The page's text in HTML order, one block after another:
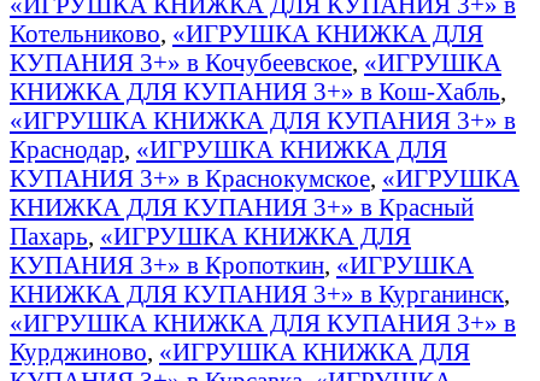
Котельниково, «ИГРУШКА КНИЖКА ДЛЯ
КУПАНИЯ 3+» в Кочубеевское, «ИГРУШКА
КНИЖКА ДЛЯ КУПАНИЯ 3+» в Кош-Хабль,
«ИГРУШКА КНИЖКА ДЛЯ КУПАНИЯ 3+» в
Краснодар, «ИГРУШКА КНИЖКА ДЛЯ
КУПАНИЯ 3+» в Краснокумское, «ИГРУШКА
КНИЖКА ДЛЯ КУПАНИЯ 3+» в Красный
Пахарь, «ИГРУШКА КНИЖКА ДЛЯ
КУПАНИЯ 3+» в Кропоткин, «ИГРУШКА
КНИЖКА ДЛЯ КУПАНИЯ 3+» в Курганинск,
«ИГРУШКА КНИЖКА ДЛЯ КУПАНИЯ 3+» в
Курджиново, «ИГРУШКА КНИЖКА ДЛЯ